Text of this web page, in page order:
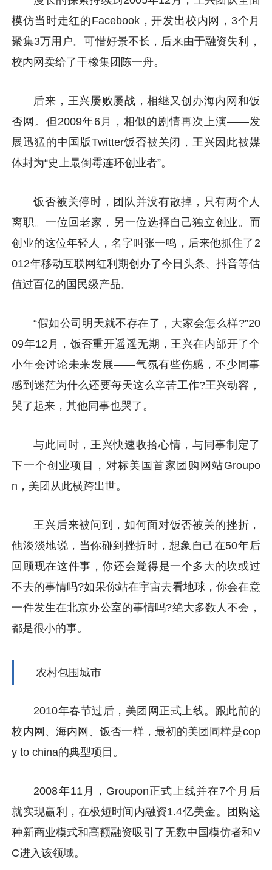
模仿当时走红的Facebook，开发出校内网，3个月
聚集3万用户。可惜好景不长，后来由于融资失利，
校内网卖给了千橡集团陈一舟。
后来，王兴屡败屡战，相继又创办海内网和饭
否网。但2009年6月，相似的剧情再次上演——发
展迅猛的中国版Twitter饭否被关闭，王兴因此被媒
体封为“史上最倒霉连环创业者”。
饭否被关停时，团队并没有散掉，只有两个人
离职。一位回老家，另一位选择自己独立创业。而
创业的这位年轻人，名字叫张一鸣，后来他抓住了2
012年移动互联网红利期创办了今日头条、抖音等估
值过百亿的国民级产品。
“假如公司明天就不存在了，大家会怎么样?”20
09年12月，饭否重开遥遥无期，王兴在内部开了个
小年会讨论未来发展——气氛有些伤感，不少同事
感到迷茫为什么还要每天这么辛苦工作?王兴动容，
哭了起来，其他同事也哭了。
与此同时，王兴快速收拾心情，与同事制定了
下一个创业项目，对标美国首家团购网站Groupo
n，美团从此横跨出世。
王兴后来被问到，如何面对饭否被关的挫折，
他淡淡地说，当你碰到挫折时，想象自己在50年后
回顾现在这件事，你还会觉得是一个多大的坎或过
不去的事情吗?如果你站在宇宙去看地球，你会在意
一件发生在北京办公室的事情吗?绝大多数人不会，
都是很小的事。
农村包围城市
2010年春节过后，美团网正式上线。跟此前的
校内网、海内网、饭否一样，最初的美团同样是cop
y to china的典型项目。
2008年11月，Groupon正式上线并在7个月后
就实现赢利，在极短时间内融资1.4亿美金。团购这
种新商业模式和高额融资吸引了无数中国模仿者和V
C进入该领域。